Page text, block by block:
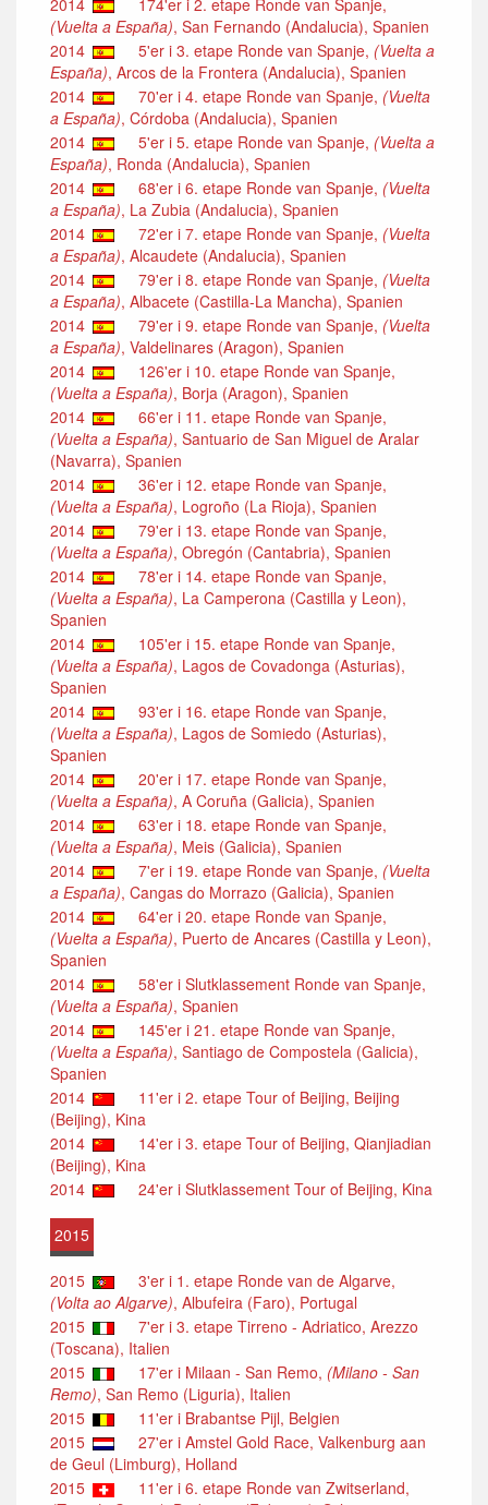
(Vuelta a España), San Fernando (Andalucia), Spanien
2014
5'er i 3. etape Ronde van Spanje, (Vuelta a
España), Arcos de la Frontera (Andalucia), Spanien
2014
70'er i 4. etape Ronde van Spanje, (Vuelta
a España), Córdoba (Andalucia), Spanien
2014
5'er i 5. etape Ronde van Spanje, (Vuelta a
España), Ronda (Andalucia), Spanien
2014
68'er i 6. etape Ronde van Spanje, (Vuelta
a España), La Zubia (Andalucia), Spanien
2014
72'er i 7. etape Ronde van Spanje, (Vuelta
a España), Alcaudete (Andalucia), Spanien
2014
79'er i 8. etape Ronde van Spanje, (Vuelta
a España), Albacete (Castilla-La Mancha), Spanien
2014
79'er i 9. etape Ronde van Spanje, (Vuelta
a España), Valdelinares (Aragon), Spanien
2014
126'er i 10. etape Ronde van Spanje,
(Vuelta a España), Borja (Aragon), Spanien
2014
66'er i 11. etape Ronde van Spanje,
(Vuelta a España), Santuario de San Miguel de Aralar
(Navarra), Spanien
2014
36'er i 12. etape Ronde van Spanje,
(Vuelta a España), Logroño (La Rioja), Spanien
2014
79'er i 13. etape Ronde van Spanje,
(Vuelta a España), Obregón (Cantabria), Spanien
2014
78'er i 14. etape Ronde van Spanje,
(Vuelta a España), La Camperona (Castilla y Leon),
Spanien
2014
105'er i 15. etape Ronde van Spanje,
(Vuelta a España), Lagos de Covadonga (Asturias),
Spanien
2014
93'er i 16. etape Ronde van Spanje,
(Vuelta a España), Lagos de Somiedo (Asturias),
Spanien
2014
20'er i 17. etape Ronde van Spanje,
(Vuelta a España), A Coruña (Galicia), Spanien
2014
63'er i 18. etape Ronde van Spanje,
(Vuelta a España), Meis (Galicia), Spanien
2014
7'er i 19. etape Ronde van Spanje, (Vuelta
a España), Cangas do Morrazo (Galicia), Spanien
2014
64'er i 20. etape Ronde van Spanje,
(Vuelta a España), Puerto de Ancares (Castilla y Leon),
Spanien
2014
58'er i Slutklassement Ronde van Spanje,
(Vuelta a España), Spanien
2014
145'er i 21. etape Ronde van Spanje,
(Vuelta a España), Santiago de Compostela (Galicia),
Spanien
2014
11'er i 2. etape Tour of Beijing, Beijing
(Beijing), Kina
2014
14'er i 3. etape Tour of Beijing, Qianjiadian
(Beijing), Kina
2014
24'er i Slutklassement Tour of Beijing, Kina
2015
2015
3'er i 1. etape Ronde van de Algarve,
(Volta ao Algarve), Albufeira (Faro), Portugal
2015
7'er i 3. etape Tirreno - Adriatico, Arezzo
(Toscana), Italien
2015
17'er i Milaan - San Remo, (Milano - San
Remo), San Remo (Liguria), Italien
2015
11'er i Brabantse Pijl, Belgien
2015
27'er i Amstel Gold Race, Valkenburg aan
de Geul (Limburg), Holland
2015
11'er i 6. etape Ronde van Zwitserland,